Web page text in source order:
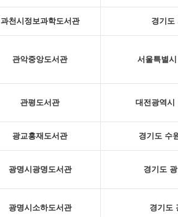
과천시정보과학도서관 경기도
관악중앙도서관 서울특별
관평도서관 대전광역시
광교홍재도서관 경기도 수
광명시광명도서관 경기도
광명시소하도서관 경기도